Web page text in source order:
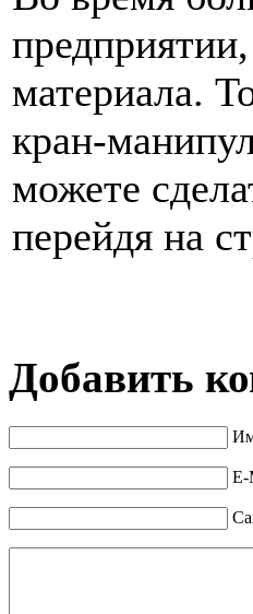
материала.
кран-
можете
перейдя на
Добавить
E-